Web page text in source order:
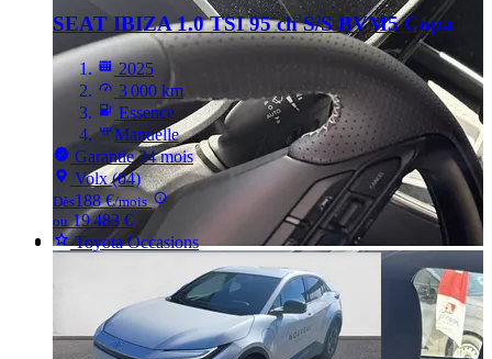
SEAT IBIZA1.0 TSI 95 ch S/S BVM5 Copa
2025
3 000 km
Essence
Manuelle
Garantie 24 mois
Volx (04)
Dès188 €/mois
ou 19 483 €
Toyota Occasions